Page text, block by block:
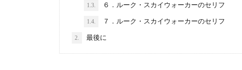
1.3. ６．ルーク・スカイウォーカーのセリフ
1.4. ７．ルーク・スカイウォーカーのセリフ
2. 最後に